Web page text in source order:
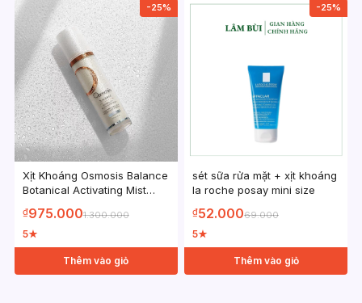
-25%
Xịt Khoáng Osmosis Balance
Botanical Activating Mist
Và Cân Bằng Da
₫975.0001.300.000
5★
Thêm vào giỏ
-25%
sét sữa rửa mặt + xịt khoáng
la roche posay mini size
₫52.00069.000
5★
Thêm vào giỏ